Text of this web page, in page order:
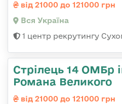
від 21000 до 121000 грн
Вся Україна
1 центр рекрутингу
Стрілець 14 ОМБр
Романа Великого
від 21000 до 121000 грн